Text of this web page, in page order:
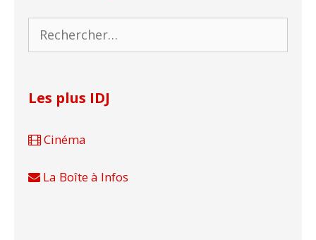
Rechercher :
Les plus IDJ
Cinéma
La Boîte à Infos